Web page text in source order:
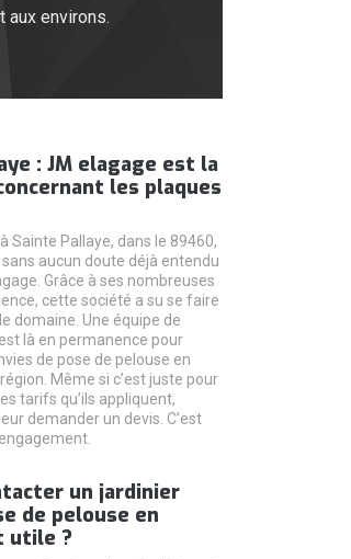
aux environs.
: JM elagage est la
les plaques
Sainte Pallaye, dans le 89460,
aucun doute déjà entendu
Grâce à ses nombreuses
cette société a su se faire
domaine. Une équipe de
là en permanence pour
de pose de pelouse en
Même si c’est juste pour
tarifs qu’ils appliquent,
demander un devis. C’est
un jardinier
de pelouse en
utile ?